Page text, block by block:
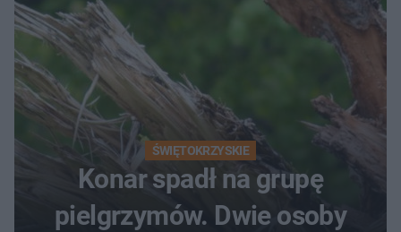
ŚWIĘTOKRZYSKIE
Konar spadł na grupę
pielgrzymów. Dwie osoby